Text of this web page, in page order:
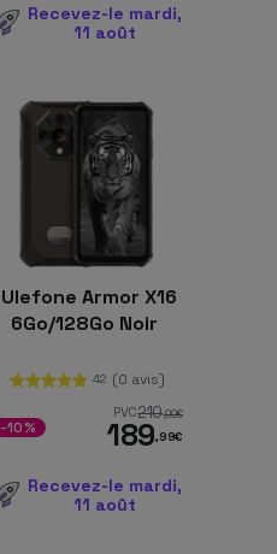
Recevez-le mardi,
11 août
Ulefone Armor X16
6Go/128Go Noir
42 (0 avis)
PVC210,00€
189,99€
-10%
Recevez-le mardi,
11 août